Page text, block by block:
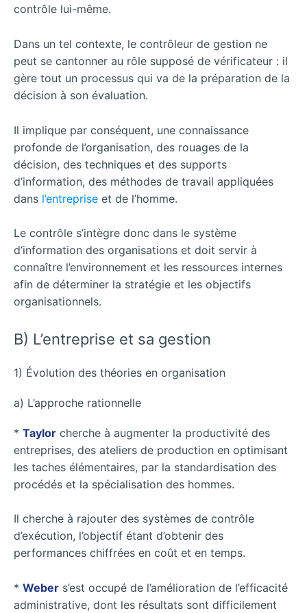
contrôle lui-même.
Dans un tel contexte, le contrôleur de gestion ne
peut se cantonner au rôle supposé de vérificateur : il
gère tout un processus qui va de la préparation de la
décision à son évaluation.
Il implique par conséquent, une connaissance
profonde de l’organisation, des rouages de la
décision, des techniques et des supports
d’information, des méthodes de travail appliquées
dans l’entreprise et de l’homme.
Le contrôle s’intègre donc dans le système
d’information des organisations et doit servir à
connaître l’environnement et les ressources internes
afin de déterminer la stratégie et les objectifs
organisationnels.
B) L’entreprise et sa gestion
1) Évolution des théories en organisation
a) L’approche rationnelle
* Taylor cherche à augmenter la productivité des
entreprises, des ateliers de production en optimisant
les taches élémentaires, par la standardisation des
procédés et la spécialisation des hommes.
Il cherche à rajouter des systèmes de contrôle
d’exécution, l’objectif étant d’obtenir des
performances chiffrées en coût et en temps.
* Weber s’est occupé de l’amélioration de l’efficacité
administrative, dont les résultats sont difficilement